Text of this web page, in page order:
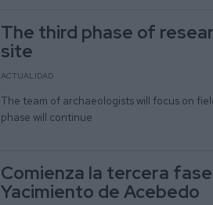
The third phase of
site
ACTUALIDAD
The team of archaeologists will focus on
phase will continue
Comienza la tercera
Yacimiento de Acebedo